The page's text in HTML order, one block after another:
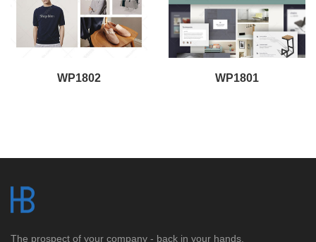
WP1802 WP1801
The prospect of your company - back in your hands.